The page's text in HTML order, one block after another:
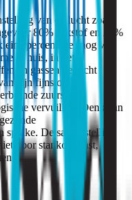
van de lucht zoals
80% stikstof en 20%
percentages nog wat
in huis, in het
en gassen de lucht
zijn fijnstof,
zuurstof)
vervuiling. Denk aan
De samenstelling
voor stankoverlast,